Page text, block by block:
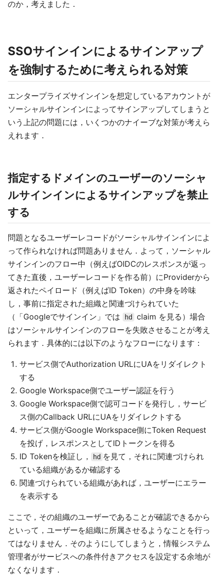
のか，考えました．
SSOサインインによるサインアップ
を強制するために考えられる対策
エンタープライズサインインを想定しているアカウントが
ソーシャルサインインによってサインアップしてしまうと
いう上記の問題には，いくつかのナイーブな対策が考えら
えれます．
指定するドメインのユーザーのソーシャ
ルサインインによるサインアップを禁止
する
問題となるユーザーレコードがソーシャルサインインによ
って作られなければ問題ありません．よって，ソーシャル
サインインのフロー中（例えばOIDCのレスポンスが返っ
てきた直後，ユーザーレコードを作る前）にProviderから
返されたペイロード（例えばID Token）の中身を吟味
し，事前に指定された組織と関連づけられていた
（「Googleでサインイン」では
hd
claim を見る）場合
はソーシャルサインインのフローを失敗させることが考え
られます．具体的には以下のようなフローになります：
サービス側でAuthorization URLにUAをリダイレクト
する
Google Workspace側でユーザー認証を行う
Google Workspace側で認可コードを発行し，サービ
ス側のCallback URLにUAをリダイレクトする
サービス側がGoogle Workspace側にToken Request
を投げ，レスポンスとしてIDトークンを得る
ID Tokenを検証し，
hd を見て，それに関連づけられ
ている組織があるか確認する
関連づけられている組織があれば，ユーザーにエラー
を表示する
ここで，その組織のユーザーであることが確認できるから
といって，ユーザーを組織に所属させるようなことを行っ
てはなりません．そのようにしてしまうと，情報システム
管理者がサービスへの条件付きアクセスを設定する余地が
なくなります．